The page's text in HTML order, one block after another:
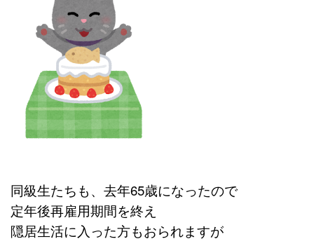
同級生たちも、去年65歳になったので
定年後再雇用期間を終え
隠居生活に入った方もおられますが